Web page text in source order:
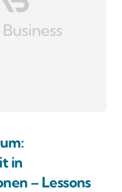
in
– Lessons